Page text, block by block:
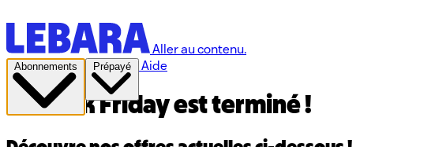
Aller au contenu.
Aide
Le Black Friday est terminé !